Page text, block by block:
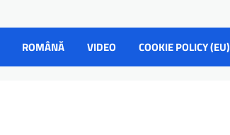
ROMÂNĂ VIDEO COOKIE POLICY (EU)